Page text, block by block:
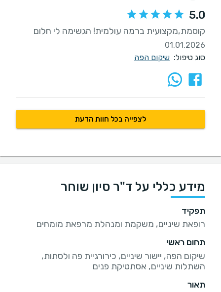
5.0
קוסמת,מקצועית ברמה עולמית! הגשימה לי חלום
01.01.2026
סוג טיפול: שיקום הפה
לצפייה בכל חוות הדעת
מידע כללי על ד"ר סיון שוחר
תפקיד
רופאת שיניים, משקמת ומנהלת מרפאת מומחים
תחום ראשי
שיקום הפה, יישור שיניים, כירורגיית פה ולסתות,
השתלות שיניים, אסתטיקת פנים
תאור